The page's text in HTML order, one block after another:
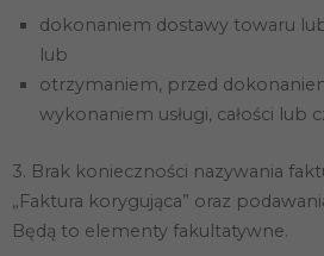
dokonaniem dostawy towaru
lub
otrzymaniem, przed
wykonaniem usługi, całości lub
3. Brak konieczności nazywania
„Faktura korygująca” oraz
Będą to elementy fakultatywne.